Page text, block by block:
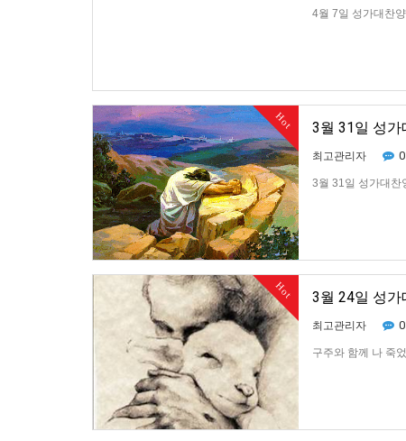
4월 7일 성가대찬
Hot 3월 31일 성가
최고관리자 0
3월 31일 성가대찬
Hot 3월 24일 성가
최고관리자 0
구주와 함께 나 죽